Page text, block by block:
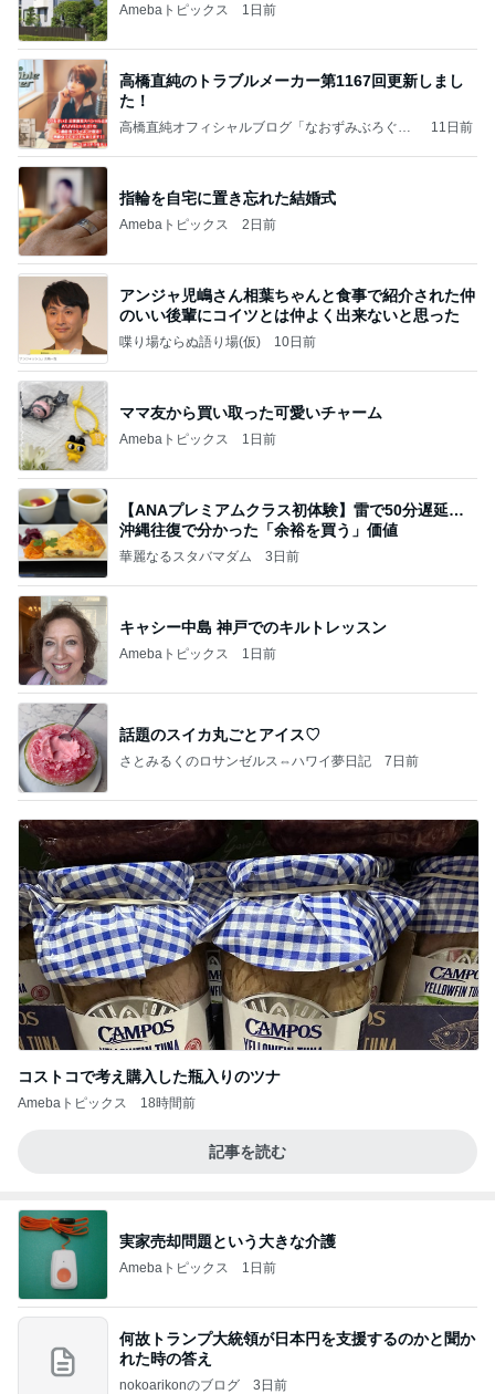
Amebaトピックス 1日前
高橋直純のトラブルメーカー第1167回更新しまし
た！
高橋直純オフィシャルブログ「なおずみぶろぐ」
11日前
指輪を自宅に置き忘れた結婚式
Amebaトピックス 2日前
アンジャ児嶋さん相葉ちゃんと食事で紹介された仲
のいい後輩にコイツとは仲よく出来ないと思った
喋り場ならぬ語り場(仮) 10日前
ママ友から買い取った可愛いチャーム
Amebaトピックス 1日前
【ANAプレミアムクラス初体験】雷で50分遅延…
沖縄往復で分かった「余裕を買う」価値
華麗なるスタバマダム 3日前
キャシー中島 神戸でのキルトレッスン
Amebaトピックス 1日前
話題のスイカ丸ごとアイス♡
さとみるくのロサンゼルス⇔ハワイ夢日記 7日前
コストコで考え購入した瓶入りのツナ
Amebaトピックス 18時間前
記事を読む
実家売却問題という大きな介護
Amebaトピックス 1日前
何故トランプ大統領が日本円を支援するのかと聞か
れた時の答え
nokoarikonのブログ 3日前